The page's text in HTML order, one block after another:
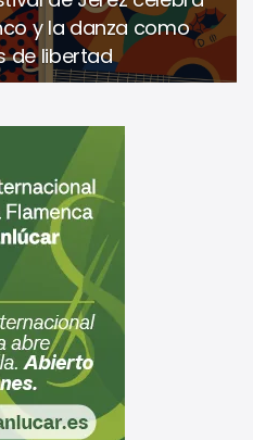
y la danza como
de libertad